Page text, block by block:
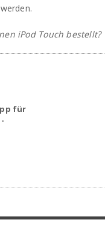
iPod Touch bestellt?
für